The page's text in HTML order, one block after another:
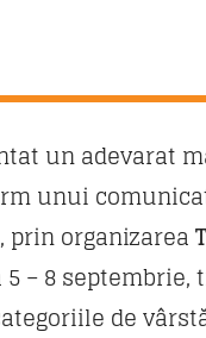
un adevarat
unui
prin organizarea
5 – 8
de vârstă